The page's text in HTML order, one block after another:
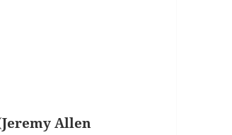
Jeremy Allen